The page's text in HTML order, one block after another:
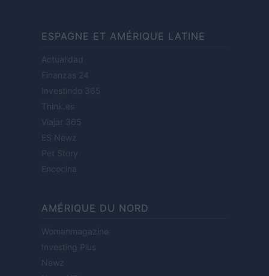
ESPAGNE ET AMÉRIQUE LATINE
Actualidad
Finanzas 24
Investindo 365
Think.es
Viajar 365
ES Newz
Pet Story
Encocina
AMÉRIQUE DU NORD
Womanmagazine
Investing Plus
Newz